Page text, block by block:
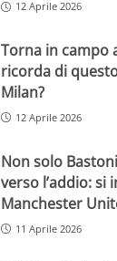
12 Aprile 2026
Torna in campo
ricorda di
Milan?
12 Aprile 2026
Non solo
verso l’addio: si
Manchester
11 Aprile 2026